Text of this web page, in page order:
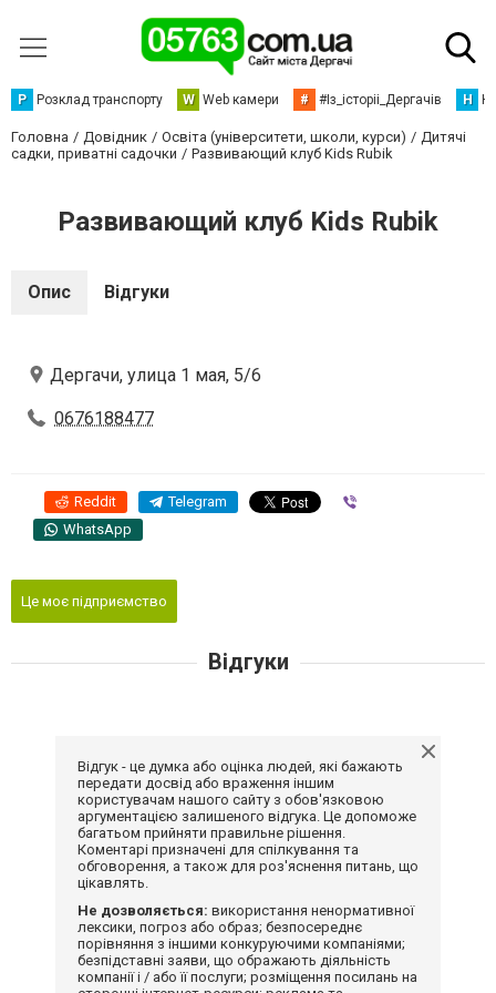
Р Розклад транспорту W Web камери # #Із_історіі_Дергачів Н
Головна Довідник Освіта (університети, школи, курси)
Дитячі
садки, приватні садочки
Развивающий клуб Kids Rubik
Развивающий клуб Kids Rubik
Опис Відгуки
Дергачи, улица 1 мая, 5/6
0676188477
Reddit Telegram
WhatsApp
Це моє підприємство
Відгуки
Відгук - це думка або оцінка людей, які бажають
передати досвід або враження іншим
користувачам нашого сайту з обов'язковою
аргументацією залишеного відгука. Це допоможе
багатьом прийняти правильне рішення.
Коментарі призначені для спілкування та
обговорення, а також для роз'яснення питань, що
цікавлять.
Не дозволяється: використання ненормативної
лексики, погроз або образ; безпосереднє
порівняння з іншими конкуруючими компаніями;
безпідставні заяви, що ображають діяльність
компанії і / або її послуги; розміщення посилань на